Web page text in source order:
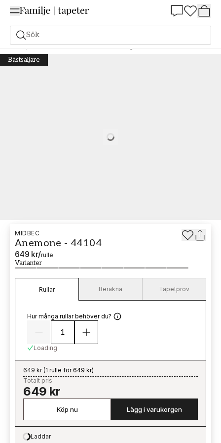
Sök
Tapeter Varumärken Midbec Grönhaga Anemone - 44104
Bästsäljare
Loading…
MIDBEC
Anemone - 44104
649 kr/rulle
Varianter
Rullar Beräkna Tapetprov
Hur många rullar behöver du?
Loading
649 kr(1 rulle för 649 kr)
Totalt pris
649 kr
Köp nu Lägg i varukorgen
Laddar